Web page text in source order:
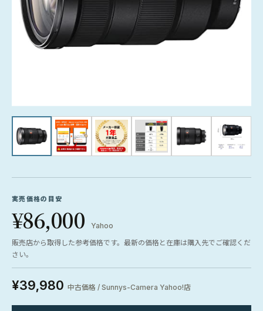
実売価格の目安
¥86,000
Yahoo
販売店から取得した参考価格です。最新の価格と在庫は購入先でご確認くだ
さい。
¥39,980 中古価格 / Sunnys-Camera Yahoo!店